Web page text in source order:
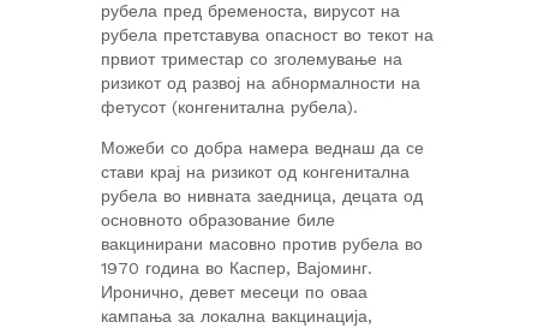
рубела пред бременоста, вирусот на
рубела претставува опасност во текот на
првиот триместар со зголемување на
ризикот од развој на абнормалности на
фетусот (конгенитална рубела).
Можеби со добра намера веднаш да се
стави крај на ризикот од конгенитална
рубела во нивната заедница, децата од
основното образование биле
вакцинирани масовно против рубела во
1970 година во Каспер, Вајоминг.
Иронично, девет месеци по оваа
кампања за локална вакцинација,